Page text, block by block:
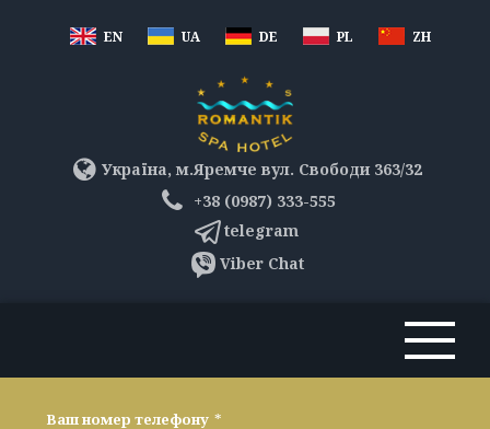
EN UA DE PL ZH
Україна, м.Яремче вул. Свободи 363/32
+38 (0987) 333-555
telegram
Viber Chat
Ваш номер телефону *